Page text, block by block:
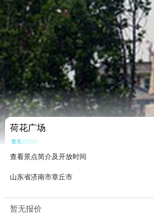
荷花广场
暂无点评
查看景点简介及开放时间
山东省济南市章丘市
暂无报价